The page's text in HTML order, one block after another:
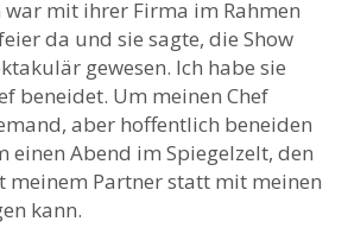
mit ihrer Firma im Rahmen
da und sie sagte, die Show
gewesen. Ich habe sie
beneidet. Um meinen Chef
aber hoffentlich beneiden
einen Abend im Spiegelzelt, den
meinem Partner statt mit meinen
kann.